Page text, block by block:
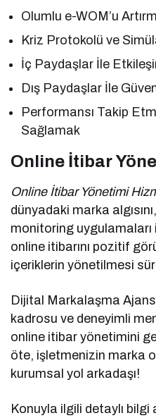
Olumlu e-WOM’u
Kriz Protokolü ve
İç Paydaşlar İle
Dış Paydaşlar İle
Performansı Takip
Sağlamak
Online İtibar
Online İtibar Yönetimi
dünyadaki marka
monitoring uygulamaları
online itibarını pozitif
içeriklerin yönetilmesi
Dijital Markalaşma
kadrosu ve deneyimli
online itibar yönetimini
öte, işletmenizin marka
kurumsal yol arkadaşı!
Konuyla ilgili detaylı bilgi